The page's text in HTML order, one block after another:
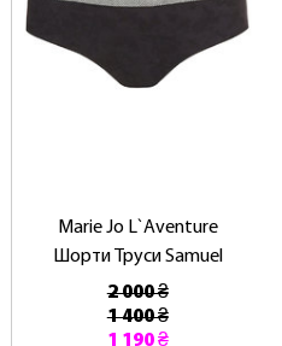
Marie Jo L`Aventure
Шорти Труси Samuel
2 000 ₴
1 400 ₴
1 190 ₴